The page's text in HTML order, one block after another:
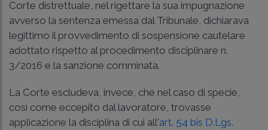
Corte distrettuale, nel rigettare la sua impugnazione
avverso la sentenza emessa dal Tribunale, dichiarava
legittimo il provvedimento di sospensione cautelare
adottato rispetto al procedimento disciplinare n.
3/2016 e la sanzione comminata.
La Corte escludeva, invece, che nel caso di specie,
così come eccepito dal lavoratore, trovasse
applicazione la disciplina di cui all'art. 54 bis D.Lgs.